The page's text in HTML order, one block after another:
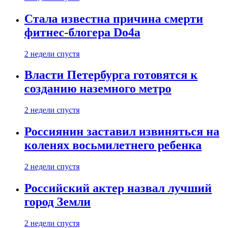
Стала известна причина смерти
фитнес-блогера Do4а
2 недели спустя
Власти Петербурга готовятся к
созданию наземного метро
2 недели спустя
Россиянин заставил извиняться на
коленях восьмилетнего ребенка
2 недели спустя
Российский актер назвал лучший
город Земли
2 недели спустя